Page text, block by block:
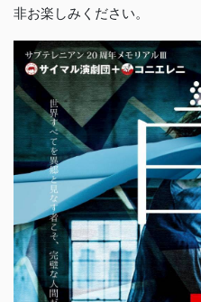
非お楽しみください。